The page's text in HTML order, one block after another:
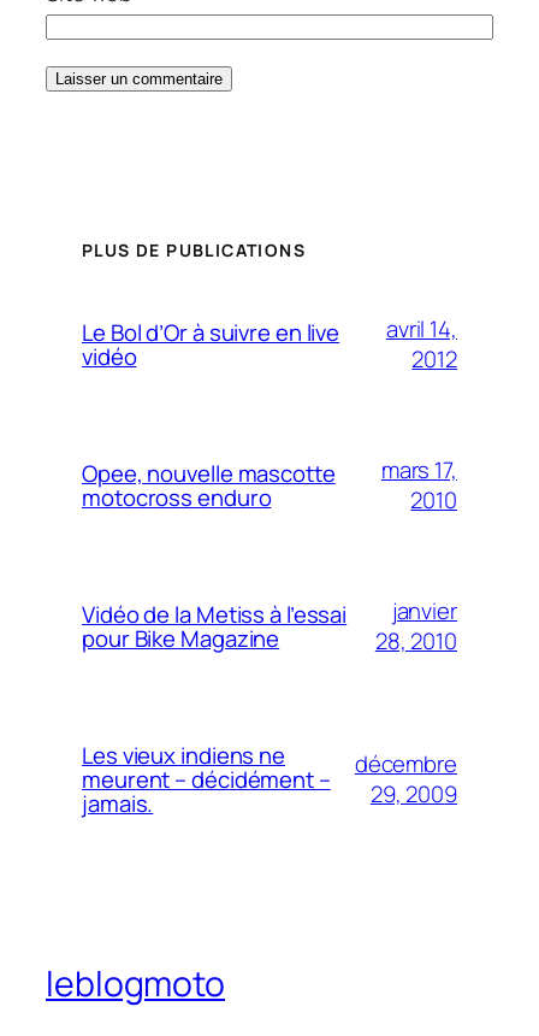
PLUS DE PUBLICATIONS
Le Bol d’Or à suivre en live
vidéo
avril 14,
2012
Opee, nouvelle mascotte
motocross enduro
mars 17,
2010
Vidéo de la Metiss à l’essai
pour Bike Magazine
janvier
28, 2010
Les vieux indiens ne
meurent – décidément –
jamais.
décembre
29, 2009
leblogmoto